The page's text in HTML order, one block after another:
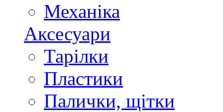
Механіка
Аксесуари
Тарілки
Пластики
Палички, щітки